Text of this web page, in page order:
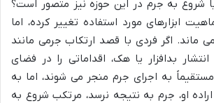
شروع به جرم در این حوزه نیز متصور است؟
ابزارهای مورد استفاده تغییر کرده، اما
ماند. اگر فردی با قصد ارتکاب جرمی مانند
انتشار بدافزار یا هک، اقداماتی را در فضای
به اجرای جرم منجر می شوند، اما به
او، جرم به نتیجه نرسد، مرتکب شروع به